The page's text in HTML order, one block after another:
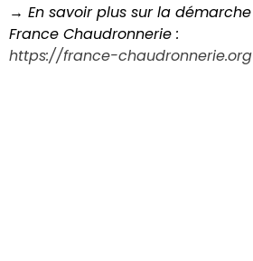
→ En savoir plus sur la démarche
France Chaudronnerie :
https://france-chaudronnerie.org